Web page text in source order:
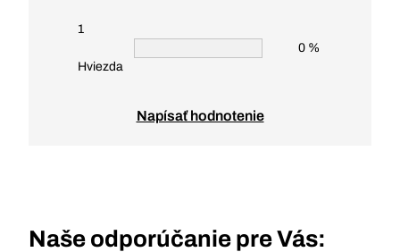
1
Hviezda
0 %
Napísať hodnotenie
Naše odporúčanie pre Vás: